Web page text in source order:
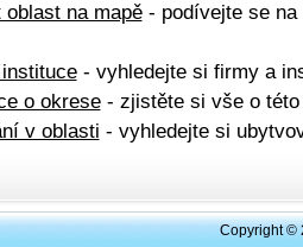
oblast na mapě- podívejte se na
- vyhledejte si firmy a
o okrese- zjistěte si vše o této
v oblasti - vyhledejte si
Copyright ©